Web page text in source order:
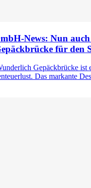
News: Nun
für den
Gepäckbrücke ist
Das markante